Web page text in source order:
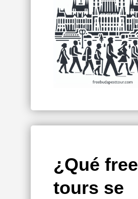
¿Qué free
tours se